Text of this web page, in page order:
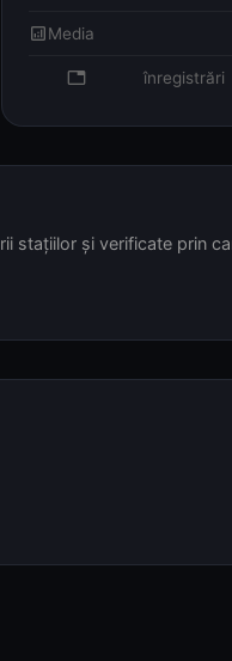
analyticsMedia
database înregistrări
stațiilor și verificate prin